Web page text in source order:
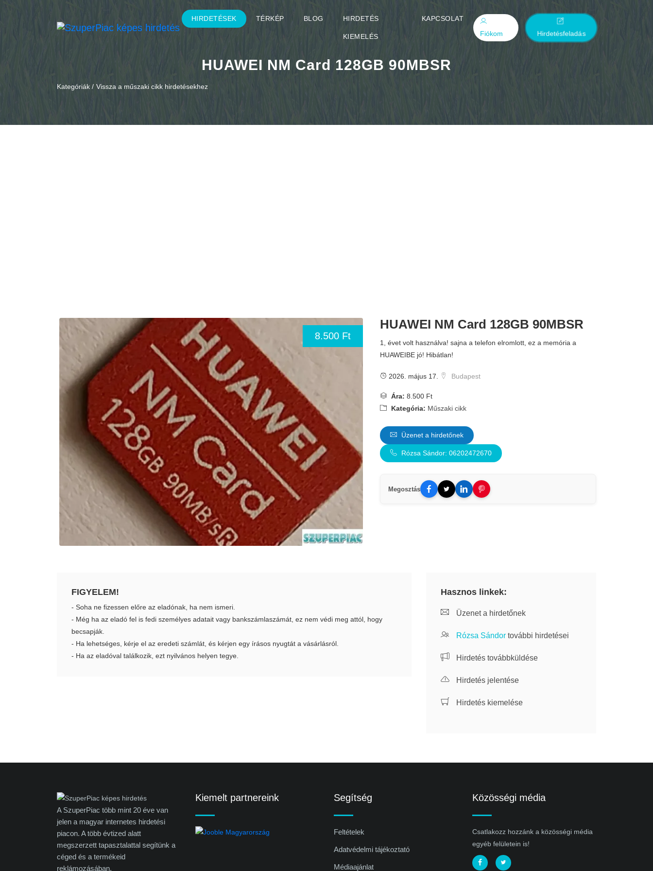
HIRDETÉSEK TÉRKÉP BLOG HIRDETÉS
KIEMELÉS
KAPCSOLAT
Fiókom
Hirdetésfeladás
HUAWEI NM Card 128GB 90MBSR
Kategóriák / Vissza a műszaki cikk hirdetésekhez
8.500 Ft
HUAWEI NM Card 128GB 90MBSR
1, évet volt használva! sajna a telefon elromlott, ez a memória a
HUAWEIBE jó! Hibátlan!
2026. május 17. Budapest
Ára: 8.500 Ft
Kategória: Műszaki cikk
Üzenet a hirdetőnek
Rózsa Sándor: 06202472670
Megosztás
FIGYELEM!
- Soha ne fizessen előre az eladónak, ha nem ismeri.
- Még ha az eladó fel is fedi személyes adatait vagy bankszámlaszámát, ez nem védi meg attól, hogy
becsapják.
- Ha lehetséges, kérje el az eredeti számlát, és kérjen egy írásos nyugtát a vásárlásról.
- Ha az eladóval találkozik, ezt nyilvános helyen tegye.
Hasznos linkek:
Üzenet a hirdetőnek
Rózsa Sándor további hirdetései
Hirdetés továbbküldése
Hirdetés jelentése
Hirdetés kiemelése
A SzuperPiac több mint 20 éve van
jelen a magyar internetes hirdetési
piacon. A több évtized alatt
megszerzett tapasztalattal segítünk a
céged és a termékeid
reklámozásában.
Kiemelt partnereink Segítség
Feltételek
Adatvédelmi tájékoztató
Médiaajánlat
Közösségi média
Csatlakozz hozzánk a közösségi média
egyéb felületein is!